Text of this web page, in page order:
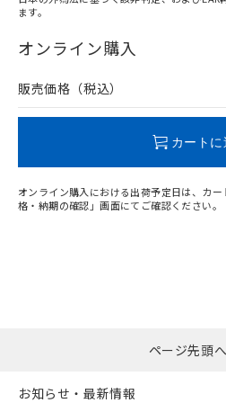
在庫等で未対応品が混在する可
問い合わせください。
ます。
オンライン購入
販売価格（税込）
カートに
オンライン購入における出荷予定日は、カ
格・納期の確認」画面にてご確認ください。
ページ先頭
お知らせ・最新情報